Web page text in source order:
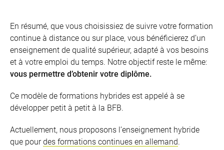
En résumé, que vous choisissiez de suivre votre formation
continue à distance ou sur place, vous bénéficierez d’un
enseignement de qualité supérieur, adapté à vos besoins
et à votre emploi du temps. Notre objectif reste le même:
vous permettre d’obtenir votre diplôme.
Ce modèle de formations hybrides est appelé à se
développer petit à petit à la BFB.
Actuellement, nous proposons l’enseignement hybride
que pourdes formations continues en allemand.